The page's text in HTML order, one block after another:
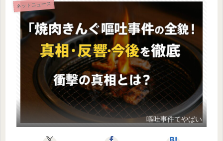
ネットニュース
嘔吐事件てやばい